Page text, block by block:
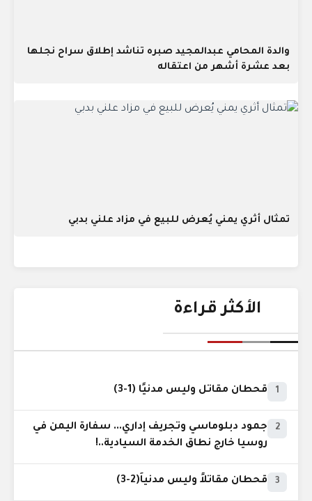
والدة المحامي عبدالمجيد صبره تناشد إطلاق سراح نجلها
بعد عشرة أشهر من اعتقاله
تمثال أثري يمني يُعرض للبيع في مزاد علني بدبي
الأكثر قراءة
1 قحطان مقاتل وليس مدنيًا (1-3)
2
جمود دبلوماسي وتجريف إداري... سفارة اليمن في
روسيا خارج نطاق الخدمة السيادية..!
3 قحطان مقاتلاً وليس مدنياً(2-3)